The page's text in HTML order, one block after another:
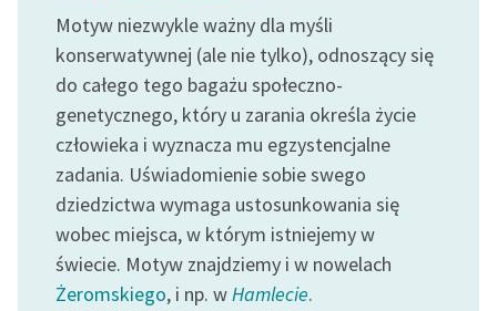
szkolnych i literatury do
słuchania dla uczennic i
uczniów z
niepełnosprawnościami
Feministyczne inspiracje.
Popularyzacja
skandynawskiej literatury
feministycznej
Ręce pełne poezji
Motyw niezwykle ważny dla myśli
konserwatywnej (ale nie tylko), odnoszący się
do całego tego bagażu społeczno-
genetycznego, który u zarania określa życie
człowieka i wyznacza mu egzystencjalne
zadania. Uświadomienie sobie swego
dziedzictwa wymaga ustosunkowania się
wobec miejsca, w którym istniejemy w
świecie. Motyw znajdziemy i w nowelach
Żeromskiego, i np. wHamlecie.